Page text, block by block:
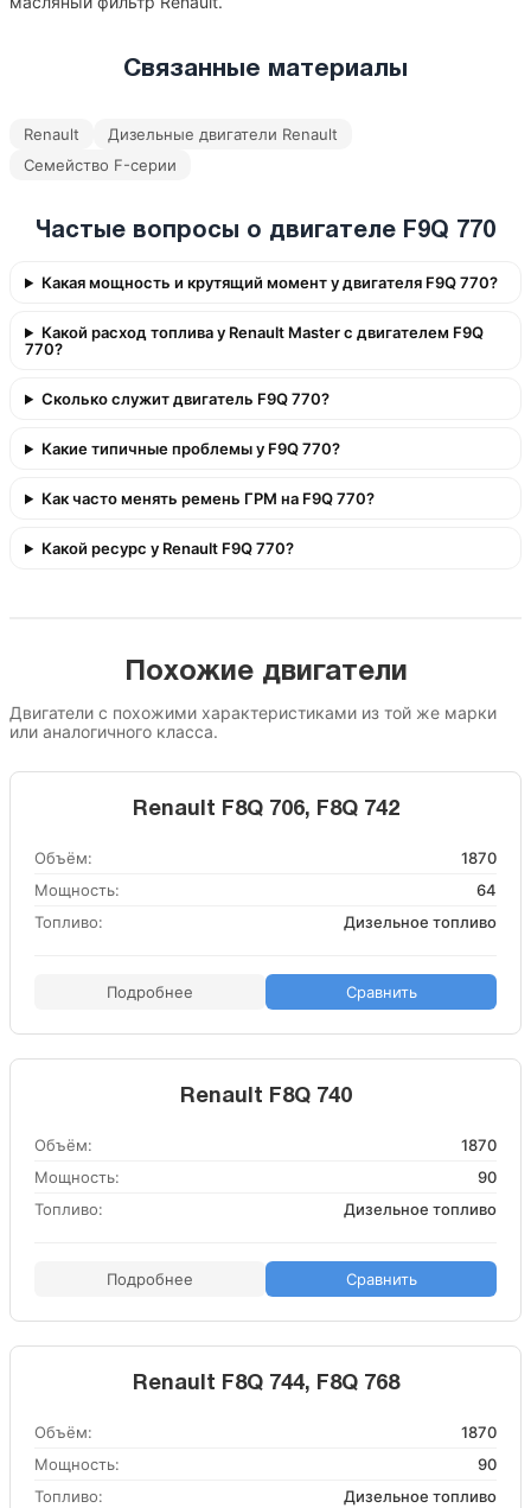
Связанные материалы
Renault
Дизельные двигатели Renault
Семейство F-серии
Частые вопросы о двигателе F9Q 770
Какая мощность и крутящий момент у двигателя F9Q 770?
Какой расход топлива у Renault Master с двигателем F9Q
770?
Сколько служит двигатель F9Q 770?
Какие типичные проблемы у F9Q 770?
Как часто менять ремень ГРМ на F9Q 770?
Какой ресурс у Renault F9Q 770?
Похожие двигатели
Двигатели с похожими характеристиками из той же марки
или аналогичного класса.
Renault F8Q 706, F8Q 742
Объём:
1870
Мощность:
64
Топливо:
Дизельное топливо
Подробнее Сравнить
Renault F8Q 740
Объём:
1870
Мощность:
90
Топливо:
Дизельное топливо
Подробнее Сравнить
Renault F8Q 744, F8Q 768
Объём:
1870
Мощность:
90
Топливо:
Дизельное топливо